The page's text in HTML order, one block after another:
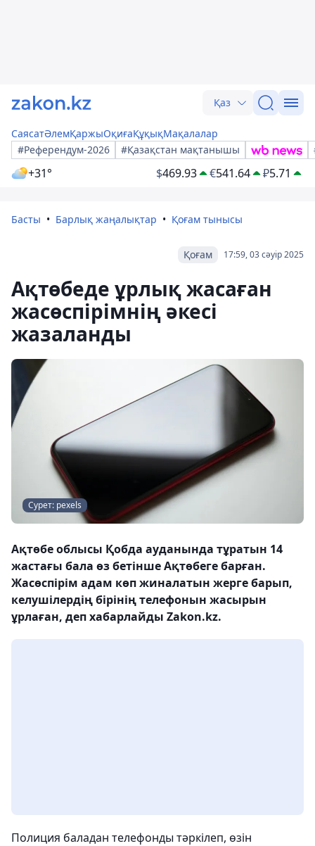
Қаз
СаясатӘлемҚаржыОқиғаҚұқықМақалалар
#Референдум-2026
#Қазақстан мақтанышы
+31° $469.93 €541.64 ₽5.71
Басты Барлық жаңалықтар Қоғам тынысы
17:59, 03 сәуір 2025
Қоғам
Ақтөбеде ұрлық жасаған
жасөспірімнің әкесі
жазаланды
Сурет: pexels
Ақтөбе облысы Қобда ауданында тұратын 14
жастағы бала өз бетінше Ақтөбеге барған.
Жасөспірім адам көп жиналатын жерге барып,
келушілердің бірінің телефонын жасырын
ұрлаған, деп хабарлайды Zakon.kz.
Полиция баладан телефонды тәркілеп, өзін